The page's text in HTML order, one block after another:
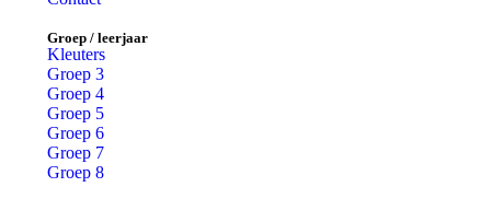
Groep / leerjaar
Kleuters
Groep 3
Groep 4
Groep 5
Groep 6
Groep 7
Groep 8